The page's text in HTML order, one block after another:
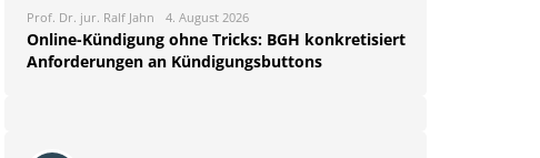
Prof. Dr. jur. Ralf Jahn 4. August 2026
Online-Kündigung ohne Tricks: BGH konkretisiert
Anforderungen an Kündigungsbuttons